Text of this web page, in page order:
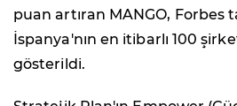
puan artıran MANGO, Forbes
İspanya'nın en itibarlı 100
gösterildi.